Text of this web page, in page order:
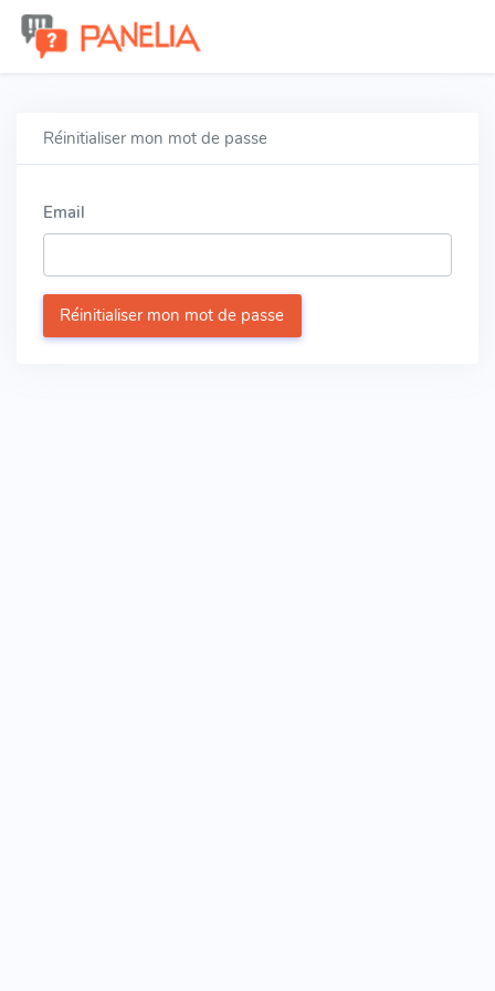
Réinitialiser mon mot de passe
Email
Réinitialiser mon mot de passe